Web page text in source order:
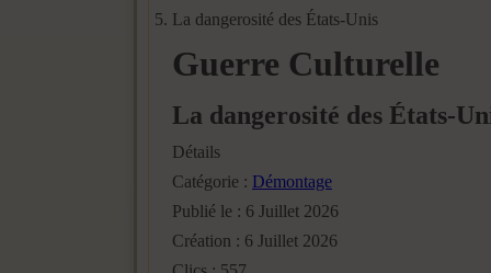
La dangerosité des États-Unis
Guerre Culturelle
La dangerosité des États-
Détails
Catégorie : Démontage
Publié le : 6 Juillet 2026
Création : 6 Juillet 2026